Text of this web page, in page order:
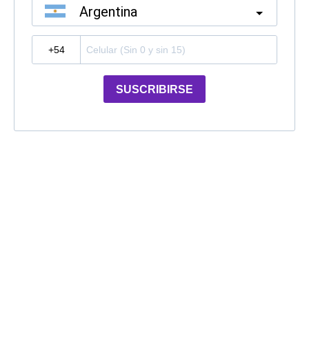
Argentina
SUSCRIBIRSE